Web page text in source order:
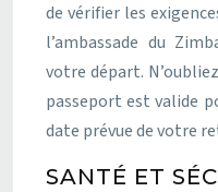
de vérifier les
l’ambassade du
votre départ.
passeport est valide
date prévue de votre
SANTÉ ET